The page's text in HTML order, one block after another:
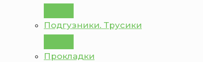
Подгузники. Трусики
Прокладки